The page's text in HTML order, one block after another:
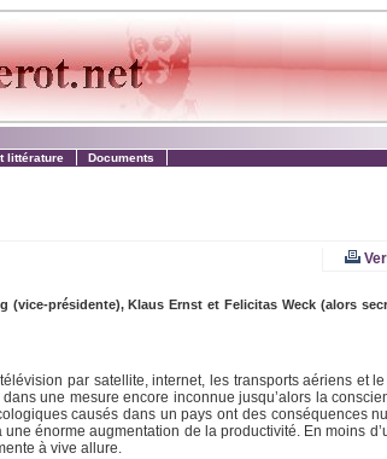
littérature Documents
présidente), Klaus Ernst et Felicitas Weck (alors
par satellite, internet, les transports aériens et
une mesure encore inconnue jusqu’alors la
causés dans un pays ont des conséquences
énorme augmentation de la productivité. En moins
à vive allure.